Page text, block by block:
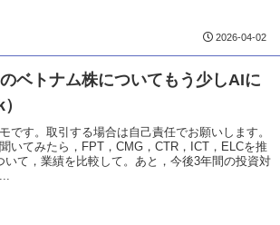
2026-04-02
ベトナム株についてもう少しAIに
です。取引する場合は自己責任でお願いします。
いてみたら，FPT，CMG，CTR，ICT，ELCを推
いて，業績を比較して。あと，今後3年間の投資対